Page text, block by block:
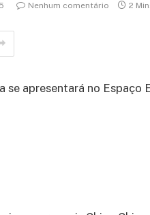
Nenhum comentário 2
se apresentará no Espaço